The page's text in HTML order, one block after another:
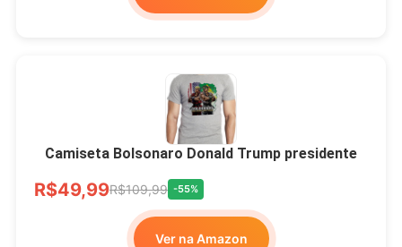
Camiseta Bolsonaro Donald Trump presidente
R$49,99R$109,99 -55%
Ver na Amazon